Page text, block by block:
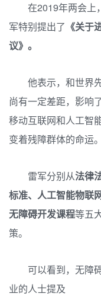
在2019年两会上
军特别提出了 《关于
议》。
他表示，和世界
尚有一定差距，影响
移动互联网和人工智
变着残障群体的命运。
雷军分别从法律
标准、人工智能物联
无障碍开发课程等五
策。
可以看到，无障
业的人士提及